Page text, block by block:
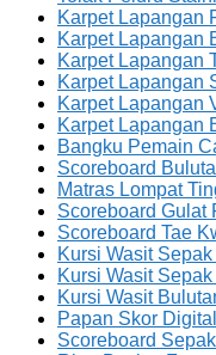
Karpet Lapangan
Karpet Lapangan
Karpet Lapangan
Karpet Lapangan
Karpet Lapangan
Karpet Lapangan
Bangku Pemain
Scoreboard
Matras Lompat
Scoreboard Gulat
Scoreboard Tae
Kursi Wasit
Kursi Wasit
Kursi Wasit
Papan Skor
Scoreboard